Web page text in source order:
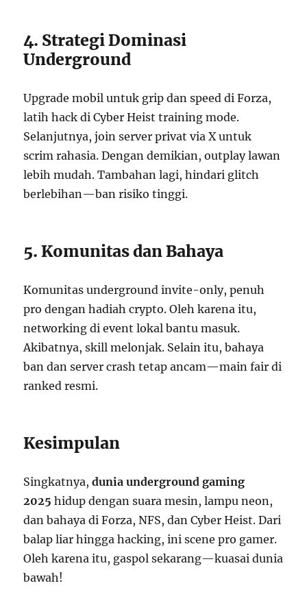
4. Strategi Dominasi
Underground
Upgrade mobil untuk grip dan speed di Forza,
latih hack di Cyber Heist training mode.
Selanjutnya, join server privat via X untuk
scrim rahasia. Dengan demikian, outplay lawan
lebih mudah. Tambahan lagi, hindari glitch
berlebihan—ban risiko tinggi.
5. Komunitas dan Bahaya
Komunitas underground invite-only, penuh
pro dengan hadiah crypto. Oleh karena itu,
networking di event lokal bantu masuk.
Akibatnya, skill melonjak. Selain itu, bahaya
ban dan server crash tetap ancam—main fair di
ranked resmi.
Kesimpulan
Singkatnya,dunia underground gaming
2025 hidup dengan suara mesin, lampu neon,
dan bahaya di Forza, NFS, dan Cyber Heist. Dari
balap liar hingga hacking, ini scene pro gamer.
Oleh karena itu, gaspol sekarang—kuasai dunia
bawah!